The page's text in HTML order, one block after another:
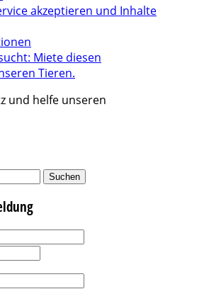
akzeptieren und Inhalte
und helfe unseren